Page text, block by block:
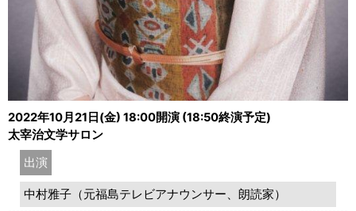
2022年10月21日(金) 18:00開演 (18:50終演予定)
太宰治文学サロン
出演
中村雅子（元福島テレビアナウンサー、朗読家）